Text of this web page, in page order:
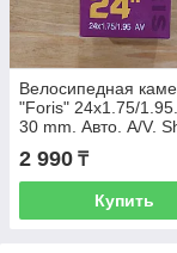
Велосипедная
"Foris" 24x1.75/
30 mm. Авто. A/V.
Rubber.
2 990 ₸
Купить